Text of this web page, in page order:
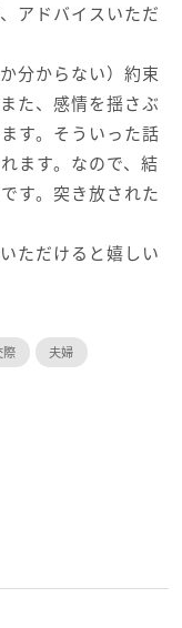
アドバイスいただ
分からない）約束
た、感情を揺さぶ
す。そういった話
ます。なので、結
す。突き放された
ただけると嬉しい
際
夫婦